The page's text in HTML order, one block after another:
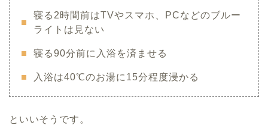
寝る2時間前はTVやスマホ、PCなどのブルー
ライトは見ない
寝る90分前に入浴を済ませる
入浴は40℃のお湯に15分程度浸かる
といいそうです。